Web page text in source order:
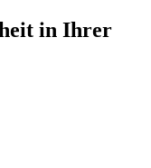
in Ihrer